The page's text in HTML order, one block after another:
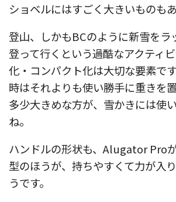
ショベルにはすごく大きいものも
登山、しかもBCのように新雪をラ
登って行くという過酷なアクティ
化・コンパクト化は大切な要素で
時はそれよりも使い勝手に重きを
多少大きめな方が、雪かきには使
ね。
ハンドルの形状も、Alugator Pro
型のほうが、持ちやすくて力が入
うです。